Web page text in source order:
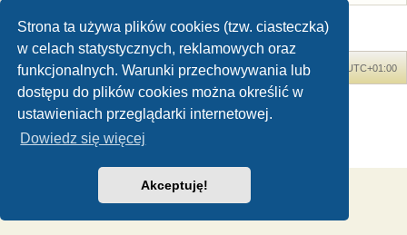
Strona ta używa plików cookies (tzw. ciasteczka)
w celach statystycznych, reklamowych oraz
funkcjonalnych. Warunki przechowywania lub
dostępu do plików cookies można określić w
ustawieniach przeglądarki internetowej.
Dowiedz się więcej
Akceptuję!
Forum Dinozaury.com Strona główna Strefa czasowa UTC+01:00
Technologię dostarczaphpBB® Forum Software © phpBB Limited
Polski pakiet językowy dostarcza
Zasady ochrony danych osobowych